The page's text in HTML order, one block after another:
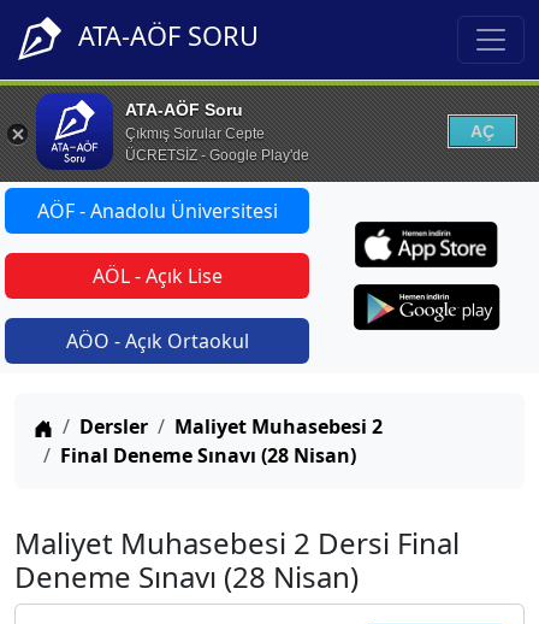
ATA-AÖF SORU
ATA-AÖF Soru
Çıkmış Sorular Cepte
ÜCRETSİZ - Google Play'de
AÇ
AÖF - Anadolu Üniversitesi
AÖL - Açık Lise
AÖO - Açık Ortaokul
Anasayfa
Dersler
Maliyet Muhasebesi 2
Final Deneme Sınavı (28 Nisan)
Maliyet Muhasebesi 2 Dersi Final
Deneme Sınavı (28 Nisan)